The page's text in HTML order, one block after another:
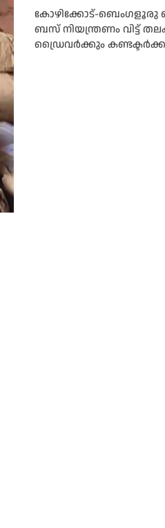
കോഴിക്കോട്-ബെംഗളൂരു
ബസ് നിയന്ത്രണം വിട്ട്
ഡ്രെെവർക്കും